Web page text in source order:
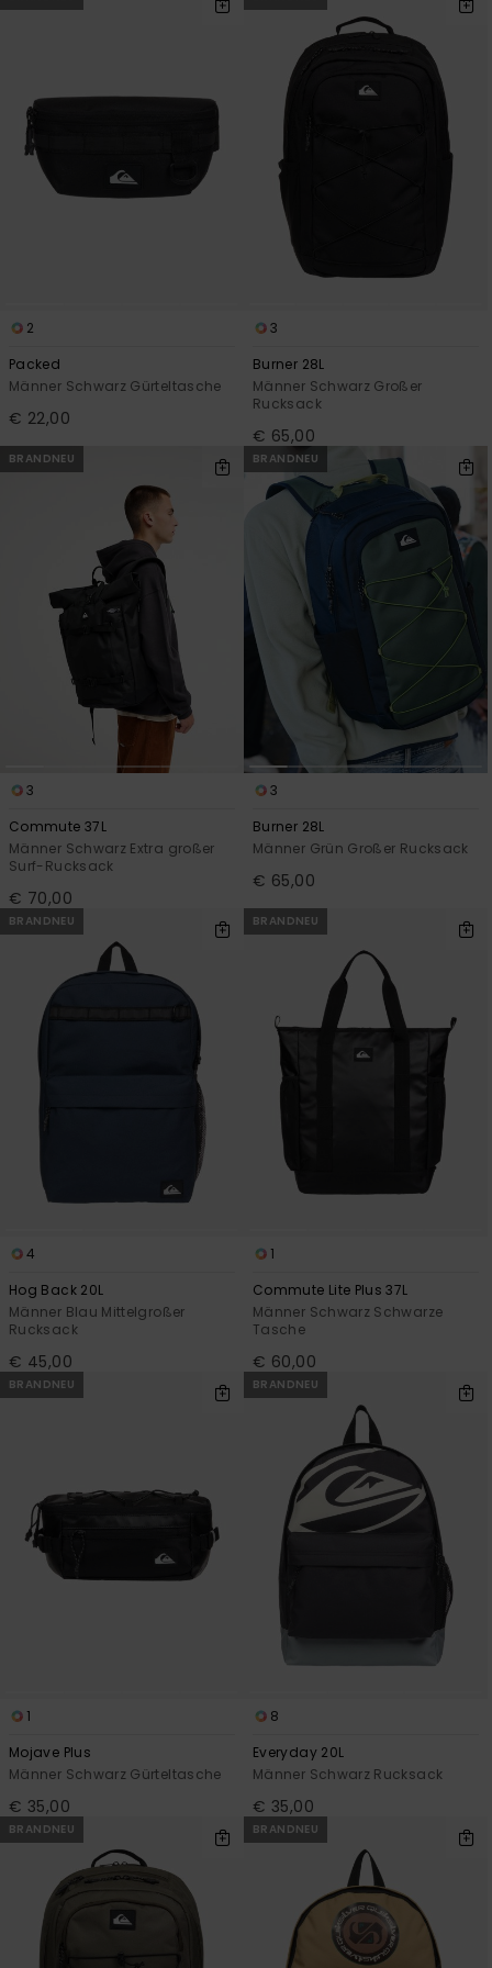
Kontaktformular.
2
Packed
Männer Schwarz Gürteltasche
€ 22,00
3
Burner 28L
Männer Schwarz Großer
Rucksack
€ 65,00
BRANDNEU
3
Commute 37L
Männer Schwarz Extra großer
Surf-Rucksack
€ 70,00
BRANDNEU
3
Burner 28L
Männer Grün Großer Rucksack
€ 65,00
BRANDNEU
4
Hog Back 20L
Männer Blau Mittelgroßer
Rucksack
€ 45,00
BRANDNEU
1
Commute Lite Plus 37L
Männer Schwarz Schwarze
Tasche
€ 60,00
BRANDNEU
1
Mojave Plus
Männer Schwarz Gürteltasche
€ 35,00
BRANDNEU
8
Everyday 20L
Männer Schwarz Rucksack
€ 35,00
BRANDNEU BRANDNEU